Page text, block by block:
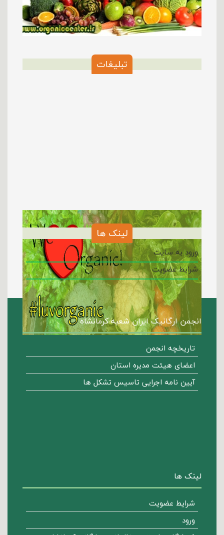
تبلیغات
لینک ها
ورود به سایت
شرایط عضویت
انجمن ارگانیک ایران شعبه کرمانشاه
تاریخچه انجمن
اعضای هیئت مدیره استان
آیین نامه اجرایی تاسیس تشکل ها
لینک ها
شرایط عضویت
ورود